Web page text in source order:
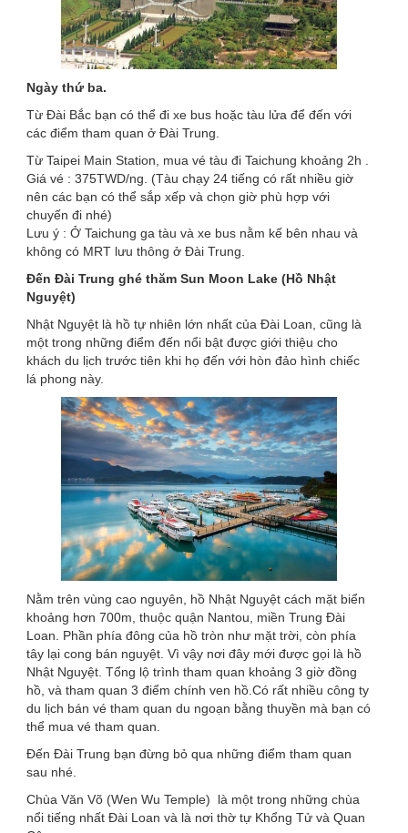
Ngày thứ ba.
Từ Đài Bắc bạn có thể đi xe bus hoặc tàu lửa để đến với
các điểm tham quan ở Đài Trung.
Từ Taipei Main Station, mua vé tàu đi Taichung khoảng 2h .
Giá vé : 375TWD/ng. (Tàu chạy 24 tiếng có rất nhiều giờ
nên các bạn có thể sắp xếp và chọn giờ phù hợp với
chuyến đi nhé)
Lưu ý : Ở Taichung ga tàu và xe bus nằm kế bên nhau và
không có MRT lưu thông ở Đài Trung.
Đến Đài Trung ghé thăm Sun Moon Lake (Hồ Nhật
Nguyệt)
Nhật Nguyệt là hồ tự nhiên lớn nhất của Đài Loan, cũng là
một trong những điểm đến nổi bật được giới thiệu cho
khách du lịch trước tiên khi họ đến với hòn đảo hình chiếc
lá phong này.
Nằm trên vùng cao nguyên, hồ Nhật Nguyệt cách mặt biển
khoảng hơn 700m, thuộc quận Nantou, miền Trung Đài
Loan. Phần phía đông của hồ tròn như mặt trời, còn phía
tây lại cong bán nguyệt. Vì vậy nơi đây mới được gọi là hồ
Nhật Nguyệt. Tổng lộ trình tham quan khoảng 3 giờ đồng
hồ, và tham quan 3 điểm chính ven hồ.Có rất nhiều công ty
du lịch bán vé tham quan du ngoạn bằng thuyền mà bạn có
thể mua vé tham quan.
Đến Đài Trung bạn đừng bỏ qua những điểm tham quan
sau nhé.
Chùa Văn Võ (Wen Wu Temple) là một trong những chùa
nổi tiếng nhất Đài Loan và là nơi thờ tự Khổng Tử và Quan